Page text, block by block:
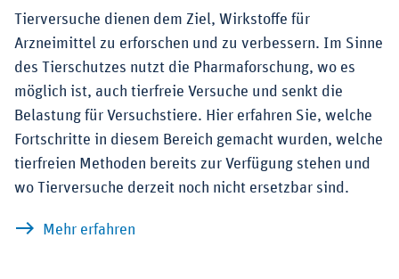
Tierversuche dienen dem Ziel, Wirkstoffe für
Arzneimittel zu erforschen und zu verbessern. Im Sinne
des Tierschutzes nutzt die Pharmaforschung, wo es
möglich ist, auch tierfreie Versuche und senkt die
Belastung für Versuchstiere. Hier erfahren Sie, welche
Fortschritte in diesem Bereich gemacht wurden, welche
tierfreien Methoden bereits zur Verfügung stehen und
wo Tierversuche derzeit noch nicht ersetzbar sind.
Mehr erfahren